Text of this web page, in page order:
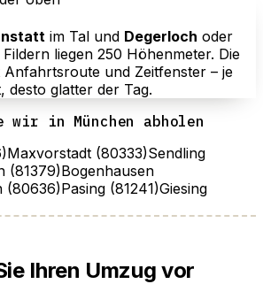
im Tal und Degerloch oder
liegen 250 Höhenmeter. Die
Anfahrtsroute und Zeitfenster – je
desto glatter der Tag.
in München abholen
Maxvorstadt (80333)Sendling
(81379)Bogenhausen
(80636)Pasing (81241)Giesing
Ihren Umzug vor